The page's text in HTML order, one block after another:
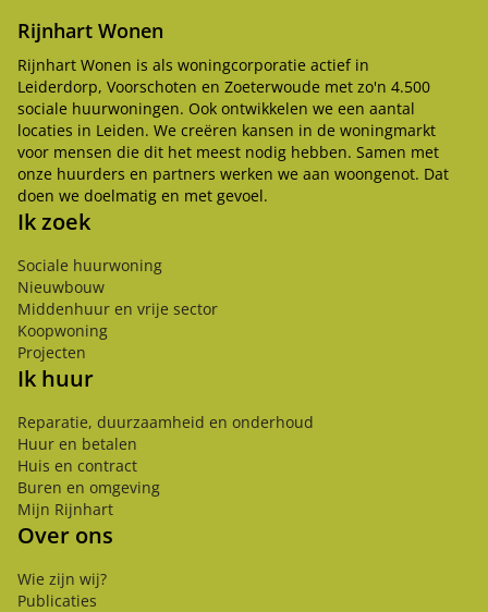
Rijnhart Wonen
Rijnhart Wonen is als woningcorporatie actief in
Leiderdorp, Voorschoten en Zoeterwoude met zo'n 4.500
sociale huurwoningen. Ook ontwikkelen we een aantal
locaties in Leiden. We creëren kansen in de woningmarkt
voor mensen die dit het meest nodig hebben. Samen met
onze huurders en partners werken we aan woongenot. Dat
doen we doelmatig en met gevoel.
Ik zoek
Sociale huurwoning
Nieuwbouw
Middenhuur en vrije sector
Koopwoning
Projecten
Ik huur
Reparatie, duurzaamheid en onderhoud
Huur en betalen
Huis en contract
Buren en omgeving
Mijn Rijnhart
Over ons
Wie zijn wij?
Publicaties